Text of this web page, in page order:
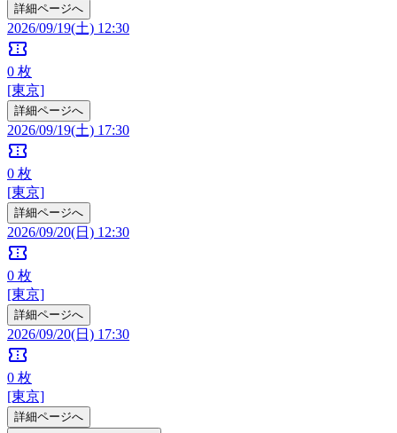
詳細ページへ
2026/09/19(土) 12:30
confirmation_number
0 枚
[東京]
詳細ページへ
2026/09/19(土) 17:30
confirmation_number
0 枚
[東京]
詳細ページへ
2026/09/20(日) 12:30
confirmation_number
0 枚
[東京]
詳細ページへ
2026/09/20(日) 17:30
confirmation_number
0 枚
[東京]
詳細ページへ